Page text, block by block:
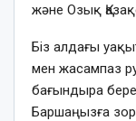
және Озық
Біз алдағы
мен жасампаз
бағындыра
Баршаңызға